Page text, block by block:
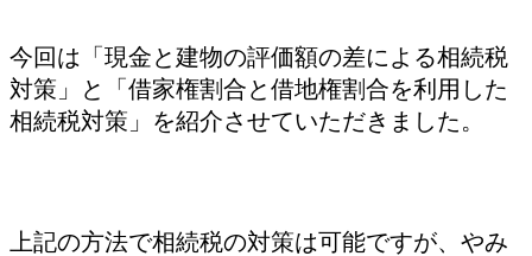
今回は「現金と建物の評価額の差による相続税
対策」と「借家権割合と借地権割合を利用した
相続税対策」を紹介させていただきました。
上記の方法で相続税の対策は可能ですが、やみ